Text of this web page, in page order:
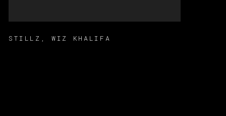
STILLZ , WIZ KHALIFA